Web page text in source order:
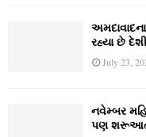
રહ્યા છે
July 23,
નવેમ્‍બર
પણ